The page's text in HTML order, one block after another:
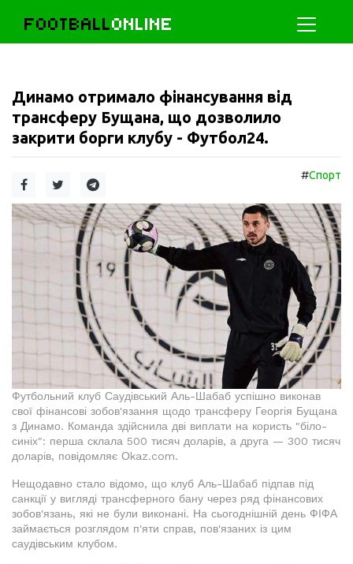
FOOTBALLONLINE
Динамо отримало фінансування від
трансферу Бущана, що дозволило
закрити борги клубу - Футбол24.
#Спорт
Футбольний клуб Саудівський Аль-Шабаб успішно виконав
свої фінансові зобов'язання щодо трансферу Георгія Бущана
з Динамо. Команда здійснила дві виплати на користь "біло-
синіх": перша склала 500 тисяч доларів, а друга — 300 тисяч
доларів, повідомляє Оkaz.com.
Нещодавно стало відомо, що клуб Аль-Шабаб підпав під
санкції у вигляді трансферного бану через ряд фінансових
зобов'язань, які не були виконані. На сьогоднішній день ФІФА
займається розглядом п'яти справ, пов'язаних із цим
саудівським клубом.